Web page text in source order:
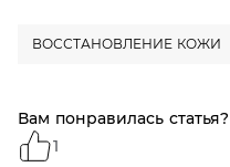
ВОССТАНОВЛЕНИЕ КОЖИ
Вам понравилась статья?
1